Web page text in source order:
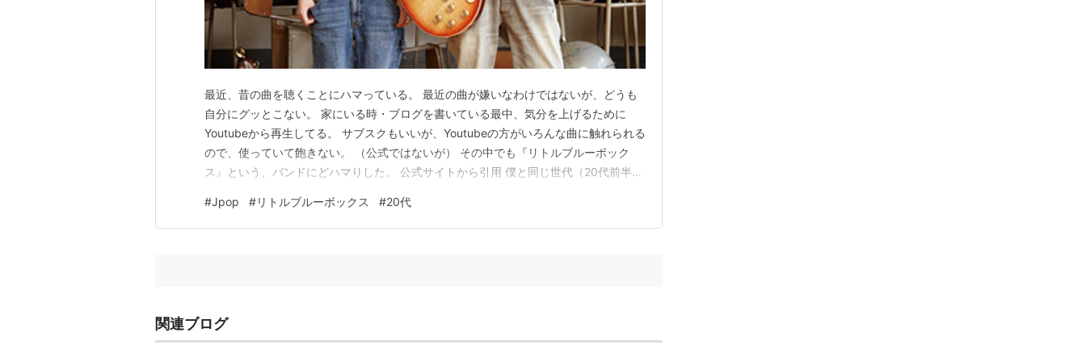
最近、昔の曲を聴くことにハマっている。 最近の曲が嫌いなわけではないが、どうも
自分にグッとこない。 家にいる時・ブログを書いている最中、気分を上げるために
Youtubeから再生してる。 サブスクもいいが、Youtubeの方がいろんな曲に触れられる
ので、使っていて飽きない。 （公式ではないが） その中でも『リトルブルーボック
ス』という、バンドにどハマりした。 公式サイトから引用 僕と同じ世代（20代前半）
担当していたユニットである。 バンドとしての活動は10年以上前に停止しているが、
二人はそれぞれ個人活動をしている。 …
#Jpop #リトルブルーボックス #20代
関連ブログ